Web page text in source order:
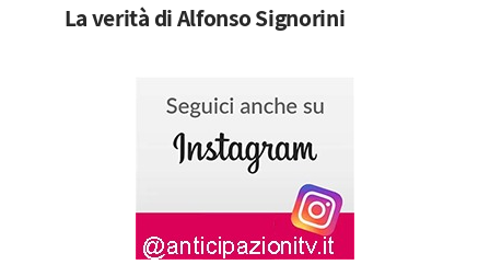
La verità di Alfonso Signorini